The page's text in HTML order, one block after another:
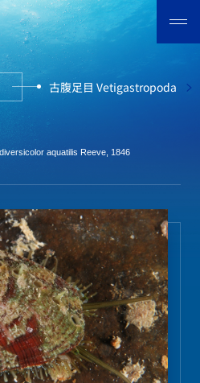
古腹足目 Vetigastropoda
aquatilis Reeve, 1846